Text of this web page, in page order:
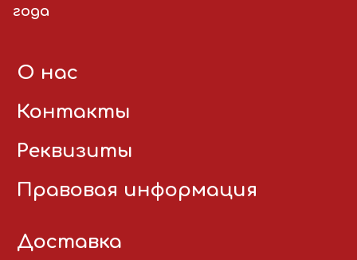
года
О нас
Контакты
Реквизиты
Правовая информация
Доставка